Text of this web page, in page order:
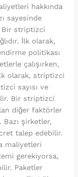
hakkında
sayesinde
Bir striptizci
İlk olarak,
politikası
çalışırken,
olarak, striptizci
sayısı ve
Bir striptizci
diğer faktörler
şirketler,
talep edebilir.
maliyetleri
gerekiyorsa,
Paketler